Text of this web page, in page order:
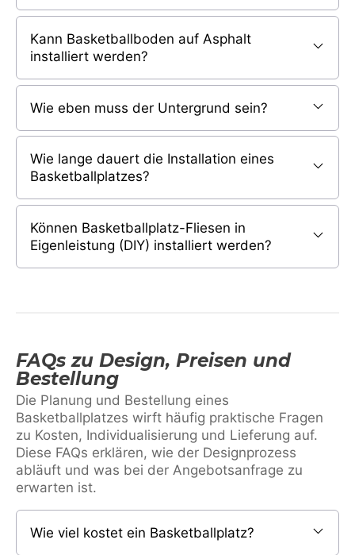
Kann Basketballboden auf Asphalt
installiert werden?
Wie eben muss der Untergrund sein?
Wie lange dauert die Installation eines
Basketballplatzes?
Können Basketballplatz-Fliesen in
Eigenleistung (DIY) installiert werden?
FAQs zu Design, Preisen und
Bestellung
Die Planung und Bestellung eines
Basketballplatzes wirft häufig praktische Fragen
zu Kosten, Individualisierung und Lieferung auf.
Diese FAQs erklären, wie der Designprozess
abläuft und was bei der Angebotsanfrage zu
erwarten ist.
Wie viel kostet ein Basketballplatz?